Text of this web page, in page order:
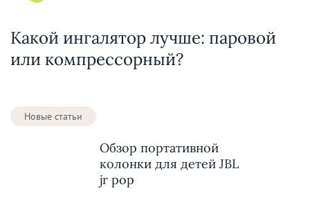
Какой ингалятор лучше: паровой
или компрессорный?
Новые статьи
Обзор портативной
колонки для детей JBL
jr pop